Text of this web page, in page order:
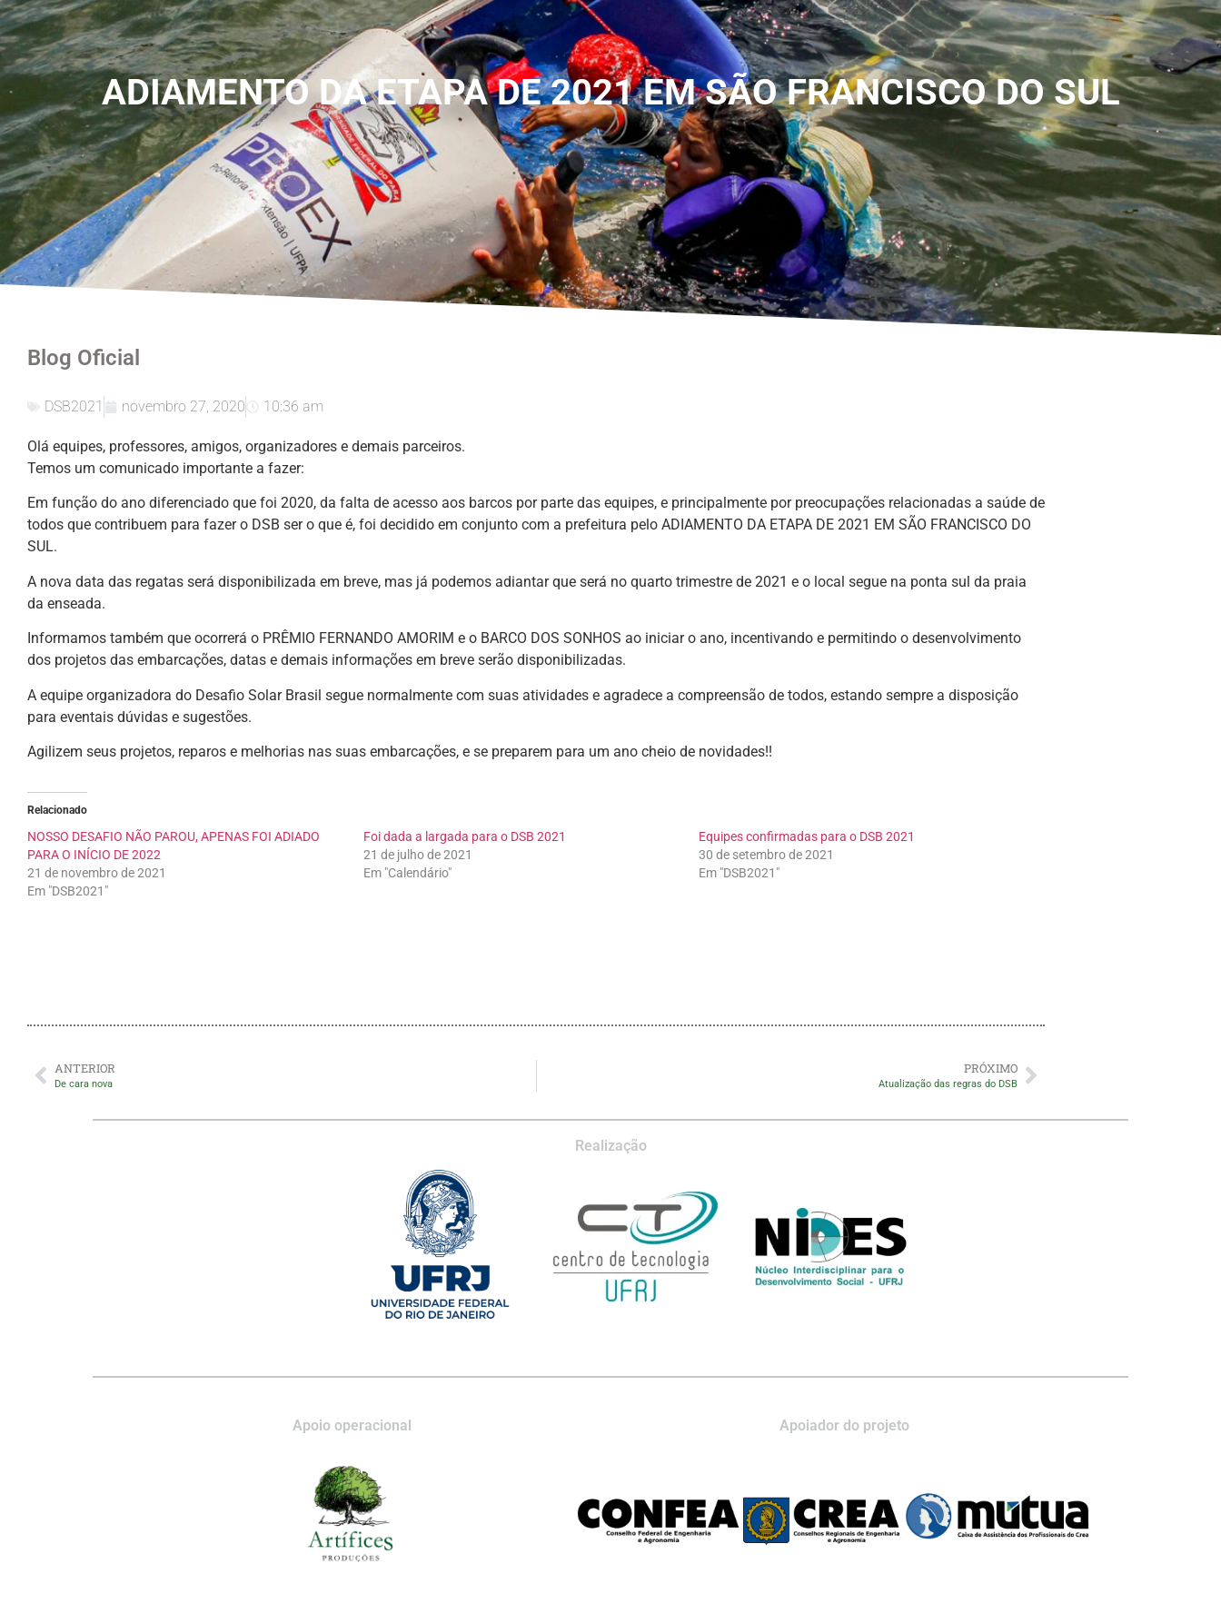
ADIAMENTO DA ETAPA DE 2021 EM SÃO FRANCISCO DO SUL
Blog Oficial
DSB2021 novembro 27, 2020 10:36 am
Olá equipes, professores, amigos, organizadores e demais parceiros.
Temos um comunicado importante a fazer:
Em função do ano diferenciado que foi 2020, da falta de acesso aos barcos por parte das equipes, e principalmente por preocupações relacionadas a saúde de
todos que contribuem para fazer o DSB ser o que é, foi decidido em conjunto com a prefeitura pelo ADIAMENTO DA ETAPA DE 2021 EM SÃO FRANCISCO DO
SUL.
A nova data das regatas será disponibilizada em breve, mas já podemos adiantar que será no quarto trimestre de 2021 e o local segue na ponta sul da praia
da enseada.
Informamos também que ocorrerá o PRÊMIO FERNANDO AMORIM e o BARCO DOS SONHOS ao iniciar o ano, incentivando e permitindo o desenvolvimento
dos projetos das embarcações, datas e demais informações em breve serão disponibilizadas.
A equipe organizadora do Desafio Solar Brasil segue normalmente com suas atividades e agradece a compreensão de todos, estando sempre a disposição
para eventais dúvidas e sugestões.
Agilizem seus projetos, reparos e melhorias nas suas embarcações, e se preparem para um ano cheio de novidades!!
Relacionado
NOSSO DESAFIO NÃO PAROU, APENAS FOI ADIADO
PARA O INÍCIO DE 2022
21 de novembro de 2021
Em "DSB2021"
Foi dada a largada para o DSB 2021
21 de julho de 2021
Em "Calendário"
Equipes confirmadas para o DSB 2021
30 de setembro de 2021
Em "DSB2021"
ANTERIOR
De cara nova
PRÓXIMO
Atualização das regras do DSB
Realização
Apoio operacional Apoiador do projeto